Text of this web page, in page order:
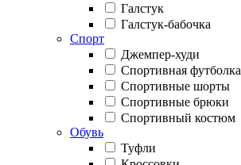
Галстук
Галстук-бабочка
Спорт
Джемпер-худи
Спортивная футболка
Спортивные шорты
Спортивные брюки
Спортивный костюм
Обувь
Туфли